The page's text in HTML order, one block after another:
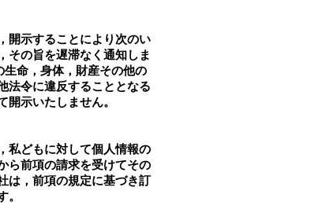
開示することにより次のい
その旨を遅滞なく通知しま
命，身体，財産その他の
法令に違反することとなる
示いたしません。
私どもに対して個人情報の
ら前項の請求を受けてその
は，前項の規定に基づき訂